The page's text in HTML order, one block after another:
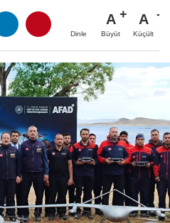
Dinle
A
Büyüt
A
Küçült